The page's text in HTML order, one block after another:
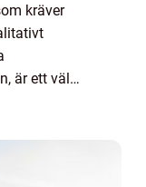
kräver
är ett väl